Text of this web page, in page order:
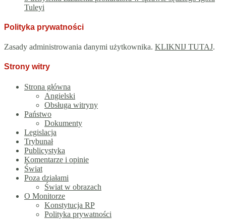
Tuleyi
Polityka prywatności
Zasady administrowania danymi użytkownika. KLIKNIJ TUTAJ.
Strony witry
Strona główna
Angielski
Obsługa witryny
Państwo
Dokumenty
Legislacja
Trybunał
Publicystyka
Komentarze i opinie
Świat
Poza działami
Świat w obrazach
O Monitorze
Konstytucja RP
Polityka prywatności